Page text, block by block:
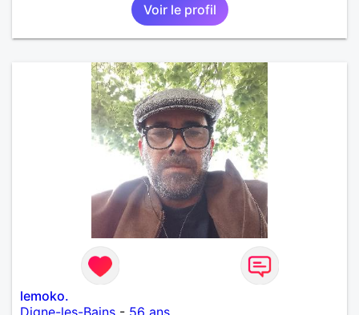
Voir le profil
lemoko.
Digne-les-Bains - 56 ans